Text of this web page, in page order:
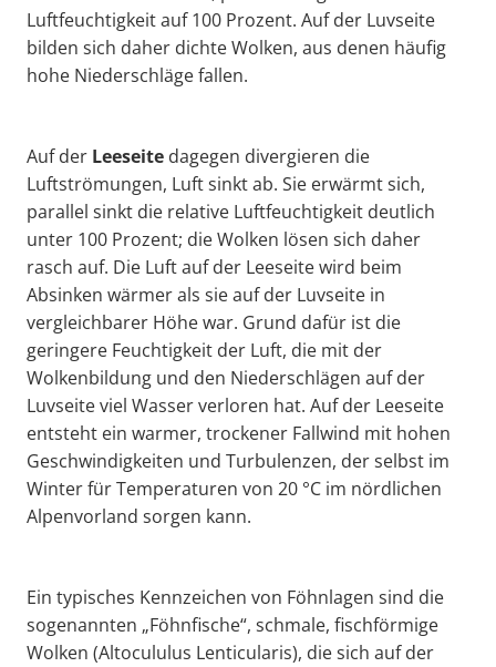
Luftfeuchtigkeit auf 100 Prozent. Auf der Luvseite
bilden sich daher dichte Wolken, aus denen häufig
hohe Niederschläge fallen.
Auf der Leeseite dagegen divergieren die
Luftströmungen, Luft sinkt ab. Sie erwärmt sich,
parallel sinkt die relative Luftfeuchtigkeit deutlich
unter 100 Prozent; die Wolken lösen sich daher
rasch auf. Die Luft auf der Leeseite wird beim
Absinken wärmer als sie auf der Luvseite in
vergleichbarer Höhe war. Grund dafür ist die
geringere Feuchtigkeit der Luft, die mit der
Wolkenbildung und den Niederschlägen auf der
Luvseite viel Wasser verloren hat. Auf der Leeseite
entsteht ein warmer, trockener Fallwind mit hohen
Geschwindigkeiten und Turbulenzen, der selbst im
Winter für Temperaturen von 20 °C im nördlichen
Alpenvorland sorgen kann.
Ein typisches Kennzeichen von Föhnlagen sind die
sogenannten „Föhnfische“, schmale, fischförmige
Wolken (Altocululus Lenticularis), die sich auf der